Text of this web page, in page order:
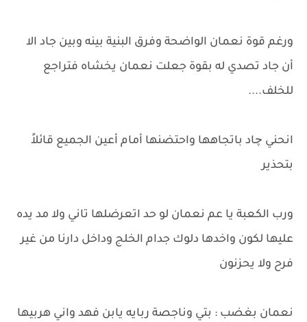
ورغم قوة نعمان الواضحة وفرق البنية بينه وبين جاد الا
أن جاد تصدي له بقوة جعلت نعمان يخشاه فتراجع
للخلف....
انحني چاد باتجاهها واحتضنها أمام أعين الجميع قائلاً
بتحذير
ورب الكعبة يا عم نعمان لو حد اتعرضلها تاني ولا مد يده
عليها لكون واخدها دلوك جدام الخلج وداخل دارنا من غير
فرح ولا يحزنون
نعمان بغضب : بتي وناجصة ربايه يابن فهد واني هربيها